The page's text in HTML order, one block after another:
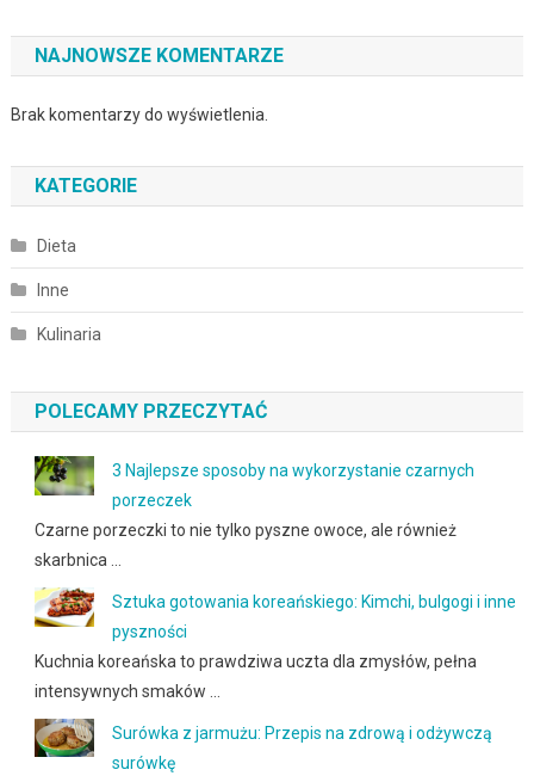
NAJNOWSZE KOMENTARZE
Brak komentarzy do wyświetlenia.
KATEGORIE
Dieta
Inne
Kulinaria
POLECAMY PRZECZYTAĆ
3 Najlepsze sposoby na wykorzystanie czarnych
porzeczek
Czarne porzeczki to nie tylko pyszne owoce, ale również
skarbnica …
Sztuka gotowania koreańskiego: Kimchi, bulgogi i inne
pyszności
Kuchnia koreańska to prawdziwa uczta dla zmysłów, pełna
intensywnych smaków …
Surówka z jarmużu: Przepis na zdrową i odżywczą
surówkę